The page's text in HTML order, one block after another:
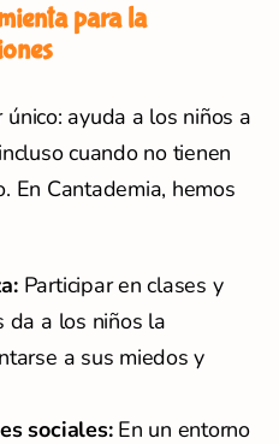
para la
ayuda a los niños a
cuando no tienen
En Cantademia, hemos
Participar en clases y
da a los niños la
a sus miedos y
sociales:En un entorno